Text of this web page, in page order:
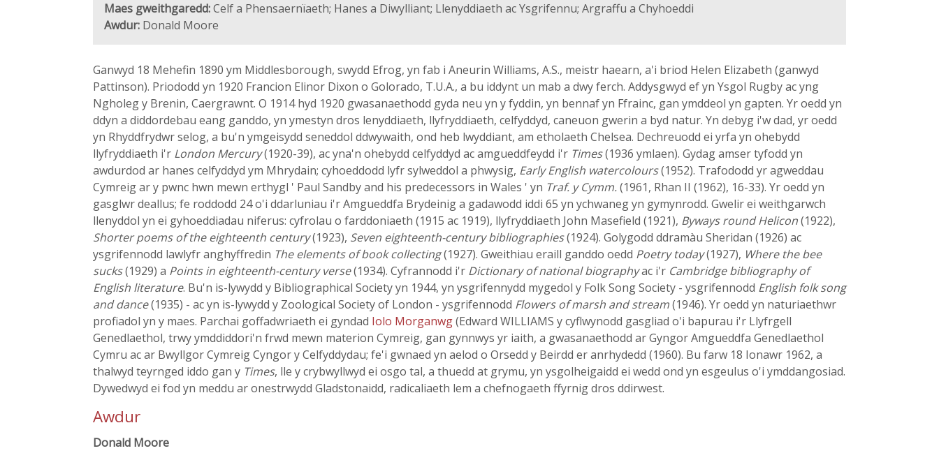
Maes gweithgaredd:Celf a Phensaernïaeth; Hanes a Diwylliant; Llenyddiaeth ac Ysgrifennu; Argraffu a Chyhoeddi
Awdur: Donald Moore
Ganwyd 18 Mehefin 1890 ym Middlesborough, swydd Efrog, yn fab i Aneurin Williams, A.S., meistr haearn, a'i briod Helen Elizabeth (ganwyd
Pattinson). Priododd yn 1920 Francion Elinor Dixon o Golorado, T.U.A., a bu iddynt un mab a dwy ferch. Addysgwyd ef yn Ysgol Rugby ac yng
Ngholeg y Brenin, Caergrawnt. O 1914 hyd 1920 gwasanaethodd gyda neu yn y fyddin, yn bennaf yn Ffrainc, gan ymddeol yn gapten. Yr oedd yn
ddyn a diddordebau eang ganddo, yn ymestyn dros lenyddiaeth, llyfryddiaeth, celfyddyd, caneuon gwerin a byd natur. Yn debyg i'w dad, yr oedd
yn Rhyddfrydwr selog, a bu'n ymgeisydd seneddol ddwywaith, ond heb lwyddiant, am etholaeth Chelsea. Dechreuodd ei yrfa yn ohebydd
llyfryddiaeth i'r London Mercury(1920-39), ac yna'n ohebydd celfyddyd ac amgueddfeydd i'r Times(1936 ymlaen). Gydag amser tyfodd yn
awdurdod ar hanes celfyddyd ym Mhrydain; cyhoeddodd lyfr sylweddol a phwysig, Early English watercolours(1952). Trafododd yr agweddau
Cymreig ar y pwnc hwn mewn erthygl ' Paul Sandby and his predecessors in Wales ' yn Traf. y Cymm.(1961, Rhan II (1962), 16-33). Yr oedd yn
gasglwr deallus; fe roddodd 24 o'i ddarluniau i'r Amgueddfa Brydeinig a gadawodd iddi 65 yn ychwaneg yn gymynrodd. Gwelir ei weithgarwch
llenyddol yn ei gyhoeddiadau niferus: cyfrolau o farddoniaeth (1915 ac 1919), llyfryddiaeth John Masefield (1921), Byways round Helicon(1922),
Shorter poems of the eighteenth century(1923), Seven eighteenth-century bibliographies(1924). Golygodd ddramàu Sheridan (1926) ac
ysgrifennodd lawlyfr anghyffredin The elements of book collecting(1927). Gweithiau eraill ganddo oedd Poetry today(1927), Where the bee
sucks(1929) a Points in eighteenth-century verse(1934). Cyfrannodd i'r Dictionary of national biographyac i'r Cambridge bibliography of
English literature. Bu'n is-lywydd y Bibliographical Society yn 1944, yn ysgrifennydd mygedol y Folk Song Society - ysgrifennodd English folk song
and dance(1935) - ac yn is-lywydd y Zoological Society of London - ysgrifennodd Flowers of marsh and stream(1946). Yr oedd yn naturiaethwr
profiadol yn y maes. Parchai goffadwriaeth ei gyndad Iolo Morganwg(Edward WILLIAMS y cyflwynodd gasgliad o'i bapurau i'r Llyfrgell
Genedlaethol, trwy ymddiddori'n frwd mewn materion Cymreig, gan gynnwys yr iaith, a gwasanaethodd ar Gyngor Amgueddfa Genedlaethol
Cymru ac ar Bwyllgor Cymreig Cyngor y Celfyddydau; fe'i gwnaed yn aelod o Orsedd y Beirdd er anrhydedd (1960). Bu farw 18 Ionawr 1962, a
thalwyd teyrnged iddo gan y Times, lle y crybwyllwyd ei osgo tal, a thuedd at grymu, yn ysgolheigaidd ei wedd ond yn esgeulus o'i ymddangosiad.
Dywedwyd ei fod yn meddu ar onestrwydd Gladstonaidd, radicaliaeth lem a chefnogaeth ffyrnig dros ddirwest.
Awdur
Donald Moore